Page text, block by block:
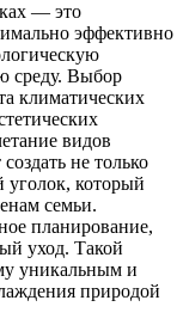
— это
эффективно
среду. Выбор
климатических
видов
не только
который
семьи.
планирование,
уход. Такой
уникальным и
природой